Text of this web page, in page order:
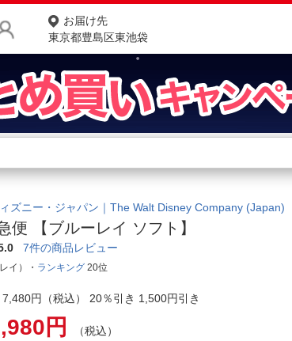
お届け先
東京都豊島区東池袋
商品をさがす
ランキングからさがす
カテゴリ一覧からさがす
お客様サポート
ご利用ガイド
ズニー・ジャパン｜The Walt Disney Company (Japan)
便 【ブルーレイ ソフト】
7件の商品レビュー
イ）・ ランキング 20位
7,480円（税込） 20％引き 1,500円引き
円
（税込）